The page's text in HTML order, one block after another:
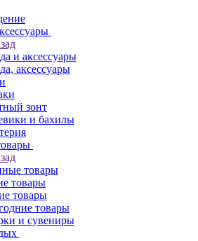
и аксессуары
аксессуары
зонт
и бахилы
товары
товары
товары
товары
и сувениры